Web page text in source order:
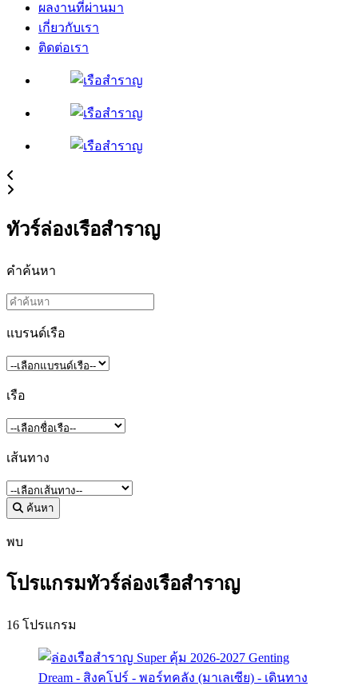
ผลงานที่ผ่านมา
เกี่ยวกับเรา
ติดต่อเรา
ทัวร์ล่องเรือสำราญ
คำค้นหา
แบรนด์เรือ
เรือ
เส้นทาง
ค้นหา
พบ
โปรแกรมทัวร์ล่องเรือสำราญ
16 โปรแกรม